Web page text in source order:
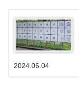
2024.06.04